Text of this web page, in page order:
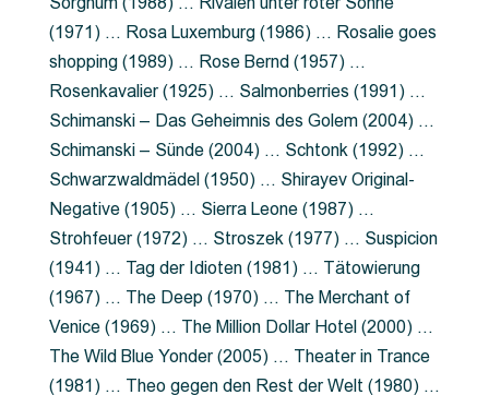
(1971) … Rosa Luxemburg (1986) … Rosalie goes
shopping (1989) … Rose Bernd (1957) …
Rosenkavalier (1925) … Salmonberries (1991) …
Schimanski – Das Geheimnis des Golem (2004) …
Schimanski – Sünde (2004) … Schtonk (1992) …
Schwarzwaldmädel (1950) … Shirayev Original-
Negative (1905) … Sierra Leone (1987) …
Strohfeuer (1972) … Stroszek (1977) … Suspicion
(1941) … Tag der Idioten (1981) … Tätowierung
(1967) … The Deep (1970) … The Merchant of
Venice (1969) … The Million Dollar Hotel (2000) …
The Wild Blue Yonder (2005) … Theater in Trance
(1981) … Theo gegen den Rest der Welt (1980) …